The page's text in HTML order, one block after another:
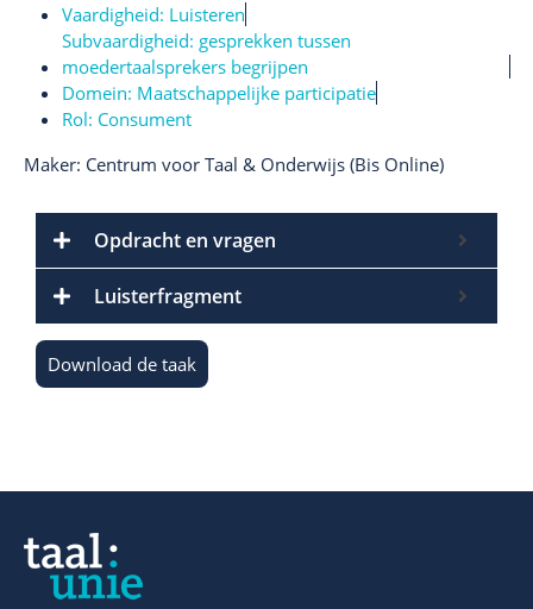
Vaardigheid: Luisteren
Subvaardigheid: gesprekken tussen
moedertaalsprekers begrijpen
Domein: Maatschappelijke participatie
Rol: Consument
Maker: Centrum voor Taal & Onderwijs (Bis Online)
Opdracht en vragen
Luisterfragment
Download de taak